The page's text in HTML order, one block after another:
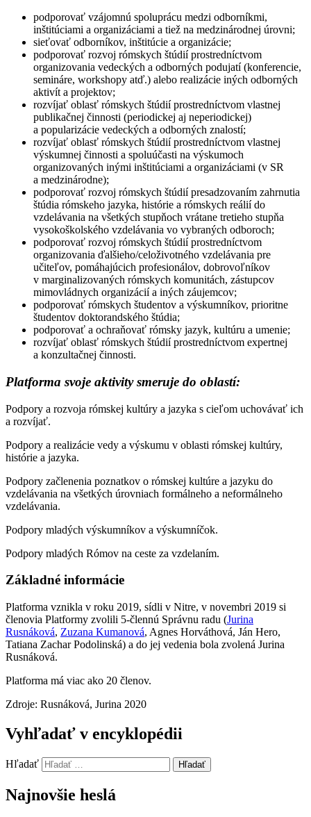
podporovať vzájomnú spoluprácu medzi odborníkmi,
inštitúciami a organizáciami a tiež na medzinárodnej úrovni;
sieťovať odborníkov, inštitúcie a organizácie;
podporovať rozvoj rómskych štúdií prostredníctvom
organizovania vedeckých a odborných podujatí (konferencie,
semináre, workshopy atď.) alebo realizácie iných odborných
aktivít a projektov;
rozvíjať oblasť rómskych štúdií prostredníctvom vlastnej
publikačnej činnosti (periodickej aj neperiodickej)
a popularizácie vedeckých a odborných znalostí;
rozvíjať oblasť rómskych štúdií prostredníctvom vlastnej
výskumnej činnosti a spoluúčasti na výskumoch
organizovaných inými inštitúciami a organizáciami (v SR
a medzinárodne);
podporovať rozvoj rómskych štúdií presadzovaním zahrnutia
štúdia rómskeho jazyka, histórie a rómskych reálií do
vzdelávania na všetkých stupňoch vrátane tretieho stupňa
vysokoškolského vzdelávania vo vybraných odboroch;
podporovať rozvoj rómskych štúdií prostredníctvom
organizovania ďalšieho/celoživotného vzdelávania pre
učiteľov, pomáhajúcich profesionálov, dobrovoľníkov
v marginalizovaných rómskych komunitách, zástupcov
mimovládnych organizácií a iných záujemcov;
podporovať rómskych študentov a výskumníkov, prioritne
študentov doktorandského štúdia;
podporovať a ochraňovať rómsky jazyk, kultúru a umenie;
rozvíjať oblasť rómskych štúdií prostredníctvom expertnej
a konzultačnej činnosti.
Platforma svoje aktivity smeruje do oblastí:
Podpory a rozvoja rómskej kultúry a jazyka s cieľom uchovávať ich
a rozvíjať.
Podpory a realizácie vedy a výskumu v oblasti rómskej kultúry,
histórie a jazyka.
Podpory začlenenia poznatkov o rómskej kultúre a jazyku do
vzdelávania na všetkých úrovniach formálneho a neformálneho
vzdelávania.
Podpory mladých výskumníkov a výskumníčok.
Podpory mladých Rómov na ceste za vzdelaním.
Základné informácie
Platforma vznikla v roku 2019, sídli v Nitre, v novembri 2019 si
členovia Platformy zvolili 5-člennú Správnu radu (Jurina
Rusnáková, Zuzana Kumanová, Agnes Horváthová, Ján Hero,
Tatiana Zachar Podolinská) a do jej vedenia bola zvolená Jurina
Rusnáková.
Platforma má viac ako 20 členov.
Zdroje: Rusnáková, Jurina 2020
Vyhľadať v encyklopédii
Hľadať Hľadať
Najnovšie heslá